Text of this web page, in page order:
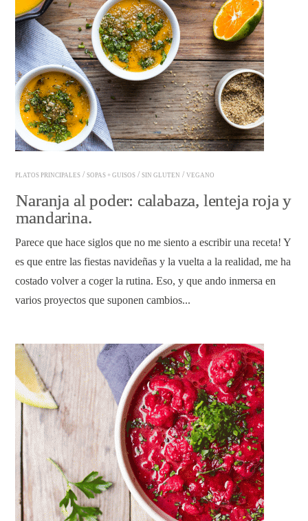
PLATOS PRINCIPALES /SOPAS + GUISOS /SIN GLUTEN /VEGANO
Naranja al poder: calabaza, lenteja roja y
mandarina.
Parece que hace siglos que no me siento a escribir una receta! Y
es que entre las fiestas navideñas y la vuelta a la realidad, me ha
costado volver a coger la rutina. Eso, y que ando inmersa en
varios proyectos que suponen cambios...